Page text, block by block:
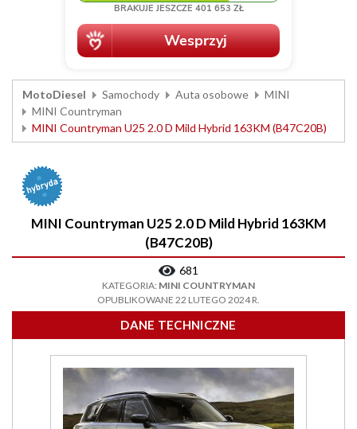
MotoDiesel Samochody Auta osobowe
MINI
MINI Countryman
MINI Countryman U25 2.0 D Mild Hybrid 163KM (B47C20B)
MINI Countryman U25 2.0 D Mild Hybrid 163KM
(B47C20B)
681
KATEGORIA: MINI COUNTRYMAN
OPUBLIKOWANE 22 LUTEGO 2024 R.
DANE TECHNICZNE